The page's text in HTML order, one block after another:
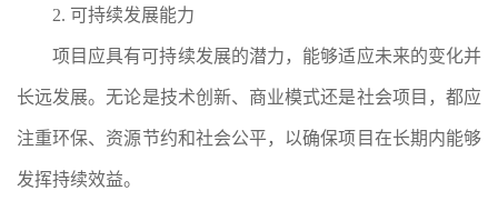
2. 可持续发展能力
项目应具有可持续发展的潜力，能够适应未来的变化并
长远发展。无论是技术创新、商业模式还是社会项目，都应
注重环保、资源节约和社会公平，以确保项目在长期内能够
发挥持续效益。